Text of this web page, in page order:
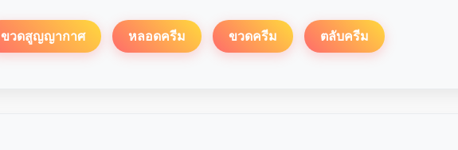
ขวดสูญญากาศ หลอดครีม ขวดครีม ตลับครีม